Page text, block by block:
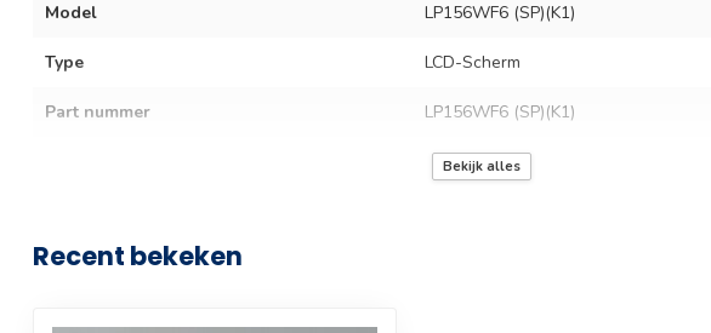
Model LP156WF6 (SP)(K1)
Type LCD-Scherm
Part nummer LP156WF6 (SP)(K1)
30 pins
Resolutie
Bekijk alles
Recent bekeken